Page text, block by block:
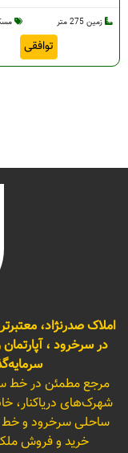
زمین 275 متر
توافقی
املاک صدرنژاد،
در سرخرود ،
مرجع مطمئن در خط
شهرک‌های دریاکنار،
ساحلی سرخرود و خط
خرید و فروش ملک